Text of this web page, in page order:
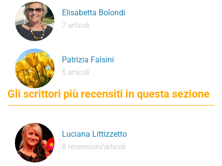
Elisabetta Bolondi
7 articoli
Patrizia Falsini
5 articoli
Gli scrittori più recensiti in questa sezione
Luciana Littizzetto
8 recensioni/articoli